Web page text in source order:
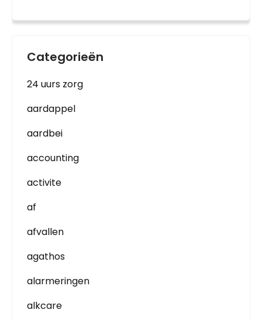
Categorieën
24 uurs zorg
aardappel
aardbei
accounting
activite
af
afvallen
agathos
alarmeringen
alkcare